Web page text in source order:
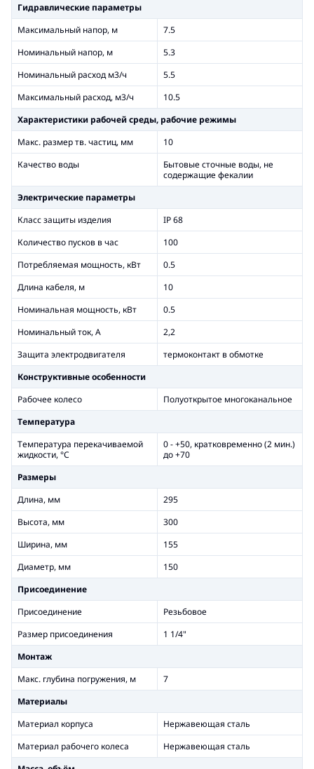
Гидравлические параметры
Максимальный напор, м
7.5
Номинальный напор, м
5.3
Номинальный расход м3/ч
5.5
Максимальный расход, м3/ч
10.5
Xарактеристики рабочей среды, рабочие режимы
Макс. размер тв. частиц, мм
10
Качество воды
Бытовые сточные воды, не
содержащие фекалии
Электрические параметры
Класс защиты изделия
IP 68
Количество пусков в час
100
Потребляемая мощность, кВт
0.5
Длина кабеля, м
10
Номинальная мощность, кВт
0.5
Номинальный ток, А
2,2
Защита электродвигателя
термоконтакт в обмотке
Конструктивные особенности
Рабочее колесо
Полуоткрытое многоканальное
Температура
Температура перекачиваемой
жидкости, °С
0 - +50, кратковременно (2 мин.)
до +70
Размеры
Длина, мм
295
Высота, мм
300
Ширина, мм
155
Диаметр, мм
150
Присоединение
Присоединение
Резьбовое
Размер присоединения
1 1/4"
Монтаж
Макс. глубина погружения, м
7
Материалы
Материал корпуса
Нержавеющая сталь
Материал рабочего колеса
Нержавеющая сталь